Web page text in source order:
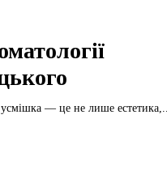
— це не лише естетика,...